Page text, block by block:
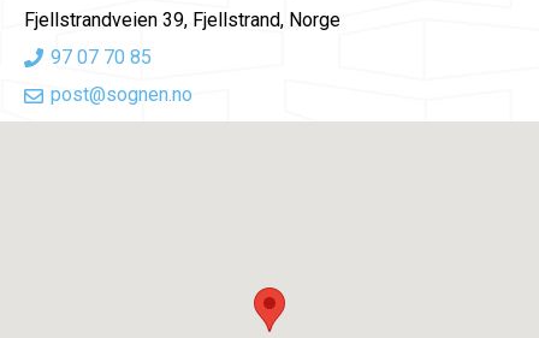
Fjellstrandveien 39, Fjellstrand, Norge
97 07 70 85
post@sognen.no